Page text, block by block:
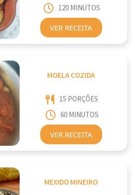
120 MINUTOS
VER RECEITA
MOELA COZIDA
15 PORÇÕES
60 MINUTOS
VER RECEITA
MEXIDO MINEIRO